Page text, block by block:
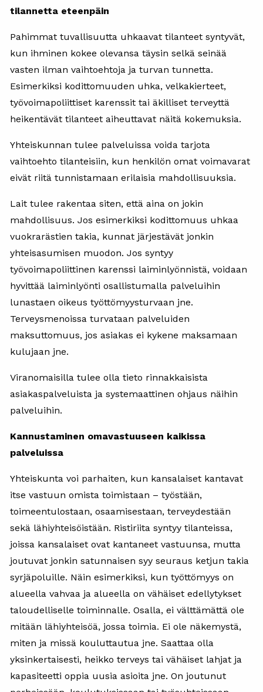
tilannetta eteenpäin
Pahimmat tuvallisuutta uhkaavat tilanteet syntyvät,
kun ihminen kokee olevansa täysin selkä seinää
vasten ilman vaihtoehtoja ja turvan tunnetta.
Esimerkiksi kodittomuuden uhka, velkakierteet,
työvoimapoliittiset karenssit tai äkilliset terveyttä
heikentävät tilanteet aiheuttavat näitä kokemuksia.
Yhteiskunnan tulee palveluissa voida tarjota
vaihtoehto tilanteisiin, kun henkilön omat voimavarat
eivät riitä tunnistamaan erilaisia mahdollisuuksia.
Lait tulee rakentaa siten, että aina on jokin
mahdollisuus. Jos esimerkiksi kodittomuus uhkaa
vuokrarästien takia, kunnat järjestävät jonkin
yhteisasumisen muodon. Jos syntyy
työvoimapoliittinen karenssi laiminlyönnistä, voidaan
hyvittää laiminlyönti osallistumalla palveluihin
lunastaen oikeus työttömyysturvaan jne.
Terveysmenoissa turvataan palveluiden
maksuttomuus, jos asiakas ei kykene maksamaan
kulujaan jne.
Viranomaisilla tulee olla tieto rinnakkaisista
asiakaspalveluista ja systemaattinen ohjaus näihin
palveluihin.
Kannustaminen omavastuuseen kaikissa
palveluissa
Yhteiskunta voi parhaiten, kun kansalaiset kantavat
itse vastuun omista toimistaan – työstään,
toimeentulostaan, osaamisestaan, terveydestään
sekä lähiyhteisöistään. Ristiriita syntyy tilanteissa,
joissa kansalaiset ovat kantaneet vastuunsa, mutta
joutuvat jonkin satunnaisen syy seuraus ketjun takia
syrjäpoluille. Näin esimerkiksi, kun työttömyys on
alueella vahvaa ja alueella on vähäiset edellytykset
taloudelliselle toiminnalle. Osalla, ei välttämättä ole
mitään lähiyhteisöä, jossa toimia. Ei ole näkemystä,
miten ja missä kouluttautua jne. Saattaa olla
yksinkertaisesti, heikko terveys tai vähäiset lahjat ja
kapasiteetti oppia uusia asioita jne. On joutunut